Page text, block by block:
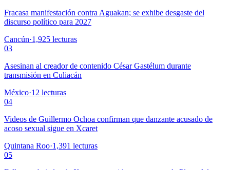
Fracasa manifestación contra Aguakan; se exhibe desgaste del
discurso político para 2027
Cancún·1,925 lecturas
03
Asesinan al creador de contenido César Gastélum durante
transmisión en Culiacán
México·12 lecturas
04
Videos de Guillermo Ochoa confirman que danzante acusado de
acoso sexual sigue en Xcaret
Quintana Roo·1,391 lecturas
05